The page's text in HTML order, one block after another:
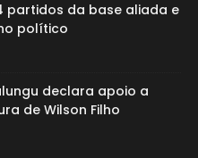
partidos da base aliada e
político
declara apoio a
de Wilson Filho